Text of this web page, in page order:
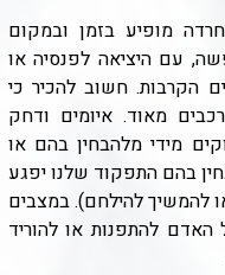
מופיע בזמן ובמקום
עם היציאה לפנסיה או
הקרבות. חשוב להכיר כי
מאוד. איומים ודחק
מידי מלהבחין בהם או
בהם התפקוד שלנו יפגע
להמשיך להילחם). במצבים
האדם להתפנות או להוריד